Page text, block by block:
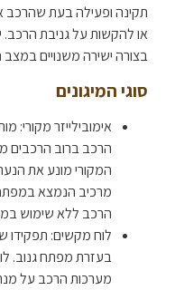
תקינה ופעילה בעת שהרכב
או להקשות על גניבת הרכב.
בצורה ישירה משנויים
סוגי המיגונים
אימובילייזר מקורי:
הרכב ברוב הרכבים
המקורי מונע את
מרכיב הנמצא
הרכב ללא שימוש
לוח מקשים:
בעזרת מפתח גנוב.
מערכות הרכב על